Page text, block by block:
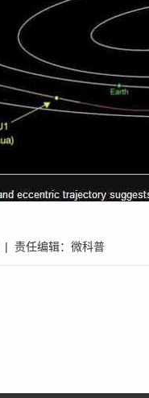
| 责任编辑： 微科普